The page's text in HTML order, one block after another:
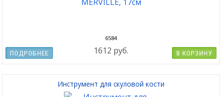
6584
1612 руб. В КОРЗИНУ
ПОДРОБНЕЕ
Инструмент для скуловой кости